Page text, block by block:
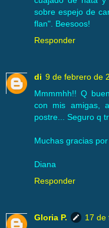
sobre espejo de
flan". Beesoos!
Responder
di 9 de febrero de
Mmmmhh!! Q
con mis amigas,
postre... Seguro q
Muchas gracias
Diana
Responder
Gloria P.
17 de